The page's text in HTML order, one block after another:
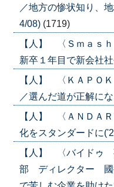
／地方の惨状知り、
4/08) (1719)
【人】 〈Ｓｍａｓ
新卒１年目で新会社
【人】 〈ＫＡＰＯ
／選んだ道が正解に
【人】 〈ＡＮＤＡ
化をスタンダードに
【人】 〈バイドゥ
部 ディレクター 國